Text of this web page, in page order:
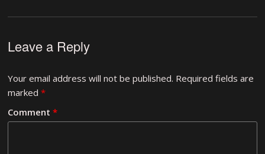
Leave a Reply
Your email address will not be published. Required fields are
marked*
Comment*